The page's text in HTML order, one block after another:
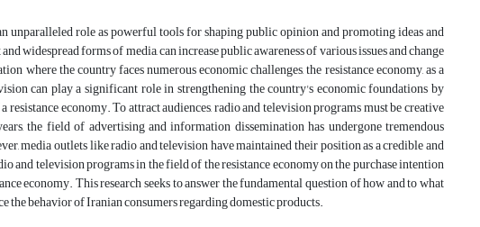
unparalleled role as powerful tools for shaping public opinion and promoting ideas and
widespread forms of media, can increase public awareness of various issues and change
where the country faces numerous economic challenges, the resistance economy, as a
can play a significant role in strengthening the country's economic foundations by
economy. To attract audiences, radio and television programs must be creative
the field of advertising and information dissemination has undergone tremendous
media outlets like radio and television have maintained their position as a credible and
and television programs in the field of the resistance economy on the purchase intention
economy. This research seeks to answer the fundamental question of how and to what
behavior of Iranian consumers regarding domestic products.